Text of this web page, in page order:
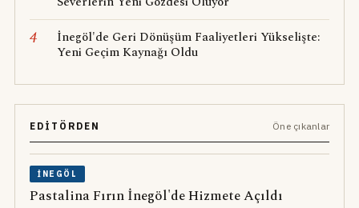
4
İnegöl'de Geri Dönüşüm Faaliyetleri Yükselişte:
Yeni Geçim Kaynağı Oldu
EDITÖRDEN Öne çıkanlar
İNEGÖL
Pastalina Fırın İnegöl'de Hizmete Açıldı